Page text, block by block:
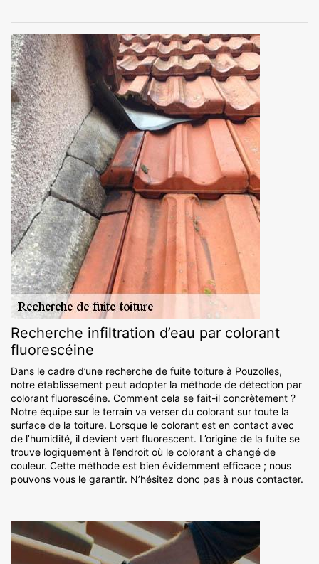
Recherche infiltration d’eau par colorant
fluorescéine
Dans le cadre d’une recherche de fuite toiture à Pouzolles,
notre établissement peut adopter la méthode de détection par
colorant fluorescéine. Comment cela se fait-il concrètement ?
Notre équipe sur le terrain va verser du colorant sur toute la
surface de la toiture. Lorsque le colorant est en contact avec
de l’humidité, il devient vert fluorescent. L’origine de la fuite se
trouve logiquement à l’endroit où le colorant a changé de
couleur. Cette méthode est bien évidemment efficace ; nous
pouvons vous le garantir. N’hésitez donc pas à nous contacter.